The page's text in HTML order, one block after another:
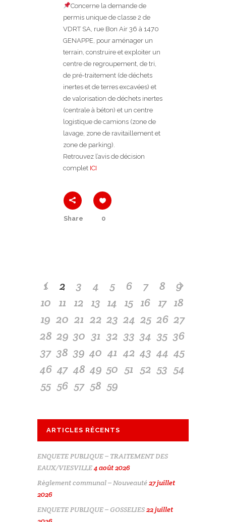
Concerne la demande de
permis unique de classe 2 de
VDRT SA, rue Bon Air 36 à 1470
GENAPPE, pour aménager un
terrain, construire et exploiter un
centre de regroupement, de tri,
de pré-traitement (de déchets
inertes et de terres excavées) et
de valorisation de déchets inertes
(centrale à béton) et un centre
logistique de camions (zone de
lavage, zone de ravitaillement et
zone de parking).
Retrouvez l’avis de décision
complet ICI
Share 0
1 2 3 4 5 6 7 8
9
10 11 12 13 14 15 16 17 18
19 20 21 22 23 24 25 26 27
28 29 30 31 32 33 34 35 36
37 38 39 40 41 42 43 44 45
46 47 48 49 50 51 52 53 54
55 56 57 58 59
ARTICLES RÉCENTS
ENQUETE PUBLIQUE – TRAITEMENT DES
EAUX/VIESVILLE4 août 2026
Règlement communal – Nouveauté27 juillet
2026
ENQUETE PUBLIQUE – GOSSELIES22 juillet